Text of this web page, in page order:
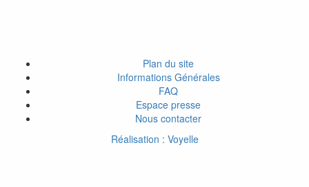
Plan du site
Informations Générales
FAQ
Espace presse
Nous contacter
Réalisation : Voyelle